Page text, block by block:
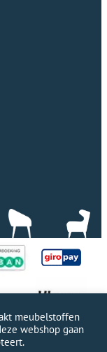
Webworx
meubelstoffen
webshop gaan